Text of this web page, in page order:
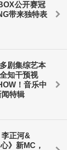
公开赛冠
带来独特表
剧集综艺本
知干预视
！音乐中
特辑
正河&
》新MC，